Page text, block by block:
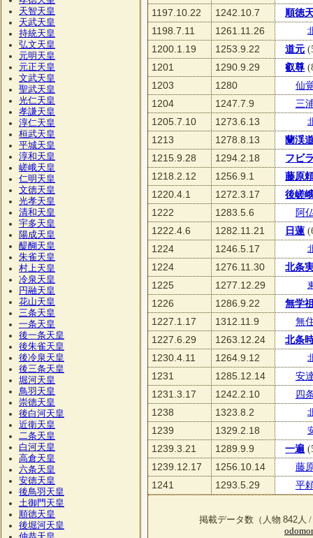
1197.10.22
1242.10.7
順徳
1198.7.11
1261.11.26
1200.1.19 1253.9.22 道元
1201
1290.9.29 叡尊
1203
1280
仙
1204
1247.7.9
三
1205.7.10
1273.6.13
1213 1278.8.13
蘭渓
1215.9.28
1294.2.18
フビ
1218.2.12
1256.9.1
藤原
1220.4.1
1272.3.17
後嵯
1222
1283.5.6
阿
1222.4.6
1282.11.21 日蓮
1224
1246.5.17
1224 1276.11.30
北条
1225
1277.12.29
1226 1286.9.22
無学
1227.1.17
1312.11.9
無
1227.6.29
1263.12.24
北条
1230.4.11
1264.9.12
1231 1285.12.14
安
1231.3.17
1242.2.10
四
1238
1323.8.2
1239 1329.2.18
1239.3.21 1289.9.9 一遍
1239.12.17
1256.10.14
藤
1241
1293.5.29 平
掲載データ数（人物 842人
天智天皇
天武天皇
持統天皇
弘文天皇
元明天皇
元正天皇
文武天皇
聖武天皇
光仁天皇
孝謙天皇
淳仁天皇
桓武天皇
平城天皇
淳和天皇
嵯峨天皇
仁明天皇
文徳天皇
光孝天皇
清和天皇
宇多天皇
陽成天皇
醍醐天皇
朱雀天皇
村上天皇
冷泉天皇
円融天皇
花山天皇
三条天皇
一条天皇
後一条天皇
後朱雀天皇
後冷泉天皇
後三条天皇
堀河天皇
鳥羽天皇
崇徳天皇
後白河天皇
近衛天皇
二条天皇
白河天皇
高倉天皇
六条天皇
安徳天皇
後鳥羽天皇
土御門天皇
順徳天皇
後堀河天皇